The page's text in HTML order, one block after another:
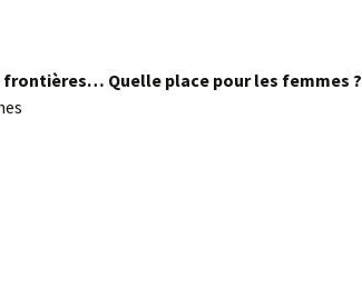
Quelle place pour les femmes ?